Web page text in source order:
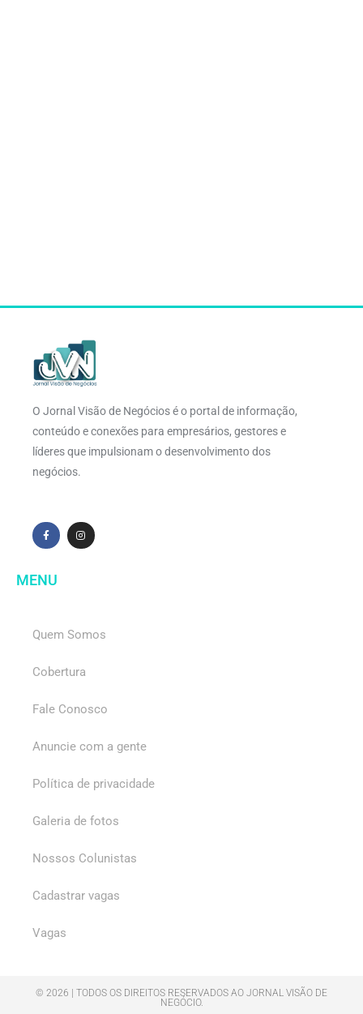
O Jornal Visão de Negócios é o portal de informação,
conteúdo e conexões para empresários, gestores e
líderes que impulsionam o desenvolvimento dos
negócios.
MENU
Quem Somos
Cobertura
Fale Conosco
Anuncie com a gente
Política de privacidade
Galeria de fotos
Nossos Colunistas
Cadastrar vagas
Vagas
© 2026 | TODOS OS DIREITOS RESERVADOS AO JORNAL VISÃO DE
NEGÓCIO.